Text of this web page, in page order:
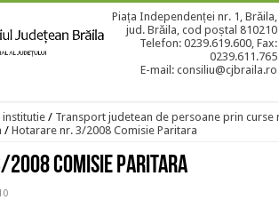
Piața Independenței nr. 1, Brăila,
jud. Brăila, cod poștal 810210
Telefon: 0239.619.600, Fax:
0239.611.765
E-mail: consiliu@cjbraila.ro
institutie / Transport judetean de persoane prin curse
/ Hotarare nr. 3/2008 Comisie Paritara
Comisie Paritara